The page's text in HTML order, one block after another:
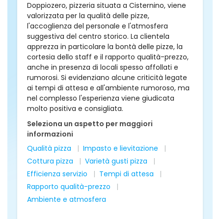
Doppiozero, pizzeria situata a Cisternino, viene
valorizzata per la qualità delle pizze,
l'accoglienza del personale e l'atmosfera
suggestiva del centro storico. La clientela
apprezza in particolare la bontà delle pizze, la
cortesia dello staff e il rapporto qualità-prezzo,
anche in presenza di locali spesso affollati e
rumorosi. Si evidenziano alcune criticità legate
ai tempi di attesa e all'ambiente rumoroso, ma
nel complesso l'esperienza viene giudicata
molto positiva e consigliata.
Seleziona un aspetto per maggiori
informazioni
Qualità pizza
Impasto e lievitazione
Cottura pizza
Varietà gusti pizza
Efficienza servizio
Tempi di attesa
Rapporto qualità-prezzo
Ambiente e atmosfera